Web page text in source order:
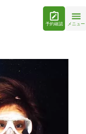
予約確認 メニュー